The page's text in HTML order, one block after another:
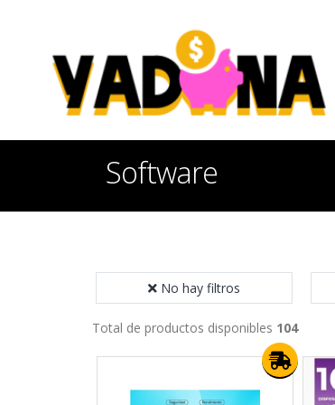
Software
No hay filtros
Total de productos disponibles 104